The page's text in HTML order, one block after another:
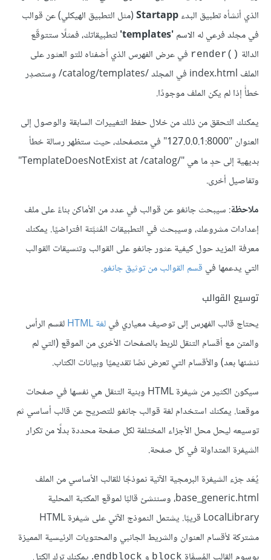
الذي أنشأه تطبيق البدءStartapp(مثل التطبيق الهيكلي) عن قوالب
في مجلد فرعي له الاسم'templates'
لتطبيقاتك، فمثلًا ستتوقّع
الدالة render()‎ في عرض الفهرس الذي أضفناه للتو العثور على
الملف index.html في المجلد /catalog/templates/ وستصدِر
خطأً إذا لم يكن الملف موجودًا.
يمكنك التحقق من ذلك من خلال حفظ التغييرات السابقة والوصول إلى
العنوان "127.0.0.1:8000" في متصفحك، حيث ستظهر رسالة خطأ
بديهية إلى حدٍ ما هي "TemplateDoesNotExist at /catalog/‎"
وتفاصيل أخرى.
ملاحظة: سيبحث جانغو عن قوالب في عدد من الأماكن بناءً على ملف
إعدادات مشروعك، وسيبحث في التطبيقات المُثبَّتة افتراضيًا. يمكنك
معرفة المزيد حول كيفية عثور جانغو على القوالب وتنسيقات القوالب
التي يدعمها في قسم القوالب من توثيق جانغو.
توسيع القوالب
يحتاج قالب الفهرس إلى توصيف معياري فيلغة HTML
لقسم الرأس
والمتن مع أقسام التنقل للربط بالصفحات الأخرى من الموقع (التي لم
ننشئها بعد) والأقسام التي تعرض نصًا تقديميًا وبيانات الكتاب.
سيكون الكثير من شيفرة HTML وبنية التنقل هي نفسها في صفحات
موقعنا. يمكنك استخدام لغة قوالب جانغو للتصريح عن قالب أساسي ثم
توسيعه ليحل محل الأجزاء المختلفة لكل صفحة محددة بدلًا من تكرار
الشيفرة المتداولة في كل صفحة.
يُعَد جزء الشيفرة البرمجية الآتية نموذجًا للقالب الأساسي من الملف
base_generic.html، وسننشئ قالبًا لموقع المكتبة المحلية
LocalLibrary قريبًا. يشتمل النموذج الآتي على شيفرة HTML
مشتركة لأقسام العنوان والشريط الجانبي والمحتويات الرئيسية المميزة
block
endblock